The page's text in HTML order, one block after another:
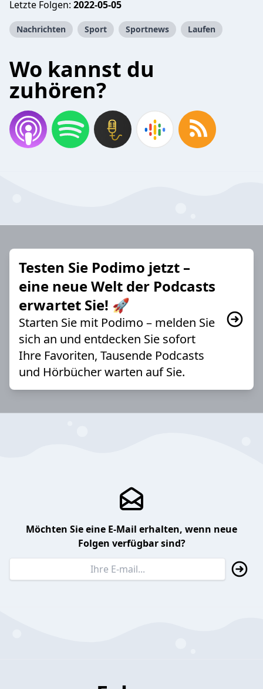
Letzte Folgen: 2022-05-05
Nachrichten Sport Sportnews Laufen
Wo kannst du
zuhören?
Testen Sie Podimo jetzt –
eine neue Welt der Podcasts
erwartet Sie! 🚀
Starten Sie mit Podimo – melden Sie
sich an und entdecken Sie sofort
Ihre Favoriten, Tausende Podcasts
und Hörbücher warten auf Sie.
Möchten Sie eine E-Mail erhalten, wenn neue
Folgen verfügbar sind?